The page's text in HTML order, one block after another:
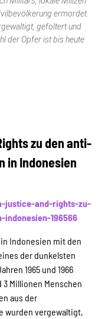
ermordet.
gefoltert und
der Opfer ist bis heute
zu den anti-
in Indonesien
and-rights-zu-
196566
Indonesien mit den
der dunkelsten
1965 und 1966
Millionen Menschen
aus der
wurden vergewaltigt,